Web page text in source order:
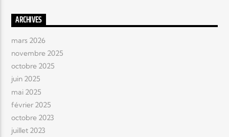
ARCHIVES
mars 2026
novembre 2025
octobre 2025
juin 2025
mai 2025
février 2025
octobre 2023
juillet 2023